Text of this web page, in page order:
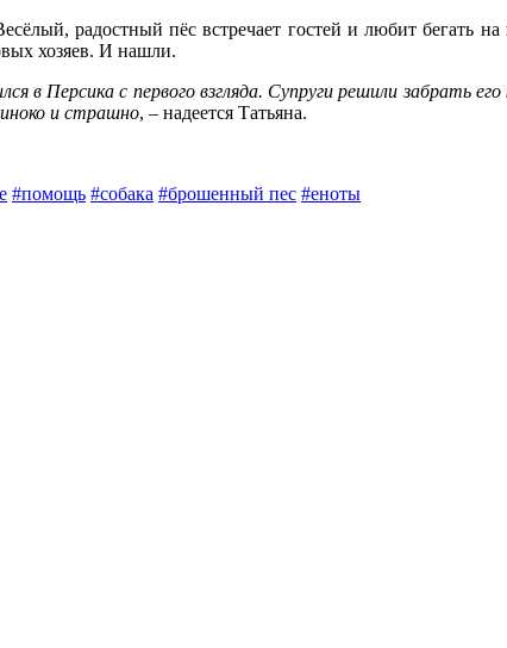
радостный пёс встречает гостей и любит бегать
хозяев. И нашли.
в Персика с первого взгляда. Супруги решили забрать
и страшно, – надеется Татьяна.
#помощь #собака #брошенный пес #еноты